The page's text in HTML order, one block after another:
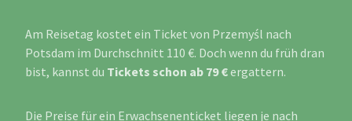
Am Reisetag kostet ein Ticket von Przemyśl nach
Potsdam im Durchschnitt 110 €. Doch wenn du früh dran
bist, kannst du Tickets schon ab 79 €ergattern.
Die Preise für ein Erwachsenenticket liegen je nach